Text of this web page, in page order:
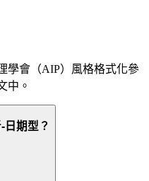
學會（AIP）風格格式化參
中。
期型？